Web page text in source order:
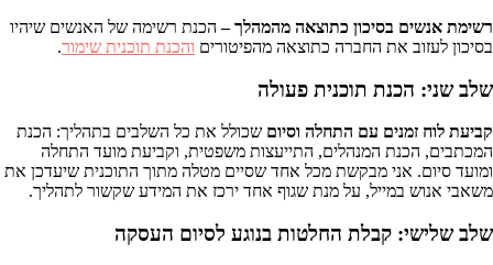
רשימת אנשים בסיכון כתוצאה מהמהלך – הכנת רשימה של האנשים שיהיו
בסיכון לעזוב את החברה כתוצאה מהפיטורים והכנת תוכנית שימור.
שלב שני: הכנת תוכנית פעולה
קביעת לוח זמנים עם התחלה וסיום שכולל את כל השלבים בתהליך: הכנת
המכתבים, הכנת המנהלים, התייעצות משפטית, וקביעת מועד התחלה
ומועד סיום. אני מבקשת מכל אחד שסיים מטלה מתוך התוכנית שיעדכן את
משאבי אנוש במייל, על מנת שגוף אחד ירכז את המידע שקשור לתהליך.
שלב שלישי: קבלת החלטות בנוגע לסיום העסקה